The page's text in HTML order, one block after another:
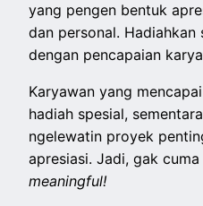
yang pengen bentuk
dan personal. Hadiahkan
dengan pencapaian
Karyawan yang
hadiah spesial,
ngelewatin proyek
apresiasi. Jadi, gak
meaningful!